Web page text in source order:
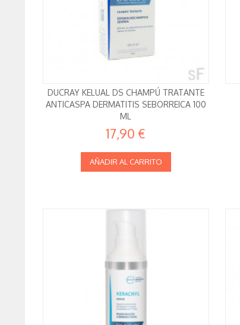
DUCRAY KELUAL DS CHAMPÚ TRATANTE
ANTICASPA DERMATITIS SEBORREICA 100
ML
17,90 €
AÑADIR AL CARRITO